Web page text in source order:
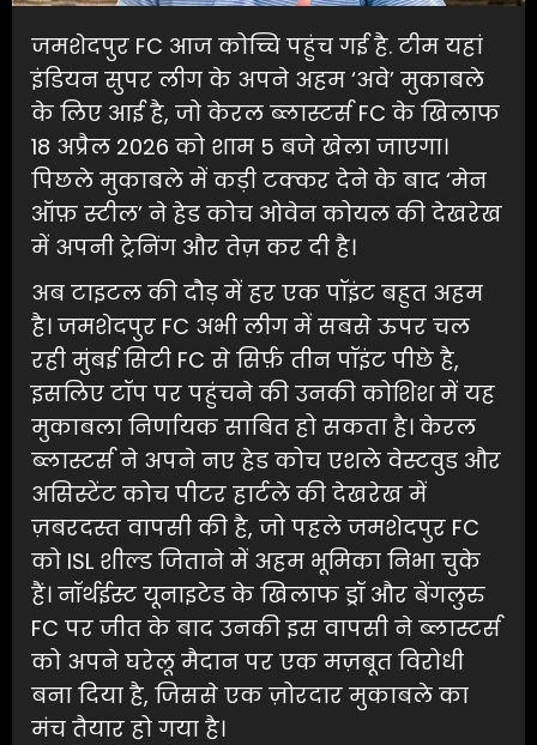
जमशेदपुर FC आज कोच्चि पहुंच गई है. टीम यहां
इंडियन सुपर लीग के अपने अहम ‘अवे’ मुकाबले
के लिए आई है, जो केरल ब्लास्टर्स FC के खिलाफ
18 अप्रैल 2026 को शाम 5 बजे खेला जाएगा।
पिछले मुकाबले में कड़ी टक्कर देने के बाद ‘मेन
ऑफ़ स्टील’ ने हेड कोच ओवेन कोयल की देखरेख
में अपनी ट्रेनिंग और तेज़ कर दी है।
अब टाइटल की दौड़ में हर एक पॉइंट बहुत अहम
है। जमशेदपुर FC अभी लीग में सबसे ऊपर चल
रही मुंबई सिटी FC से सिर्फ़ तीन पॉइंट पीछे है,
इसलिए टॉप पर पहुंचने की उनकी कोशिश में यह
मुकाबला निर्णायक साबित हो सकता है। केरल
ब्लास्टर्स ने अपने नए हेड कोच एशले वेस्टवुड और
असिस्टेंट कोच पीटर हार्टले की देखरेख में
ज़बरदस्त वापसी की है, जो पहले जमशेदपुर FC
को ISL शील्ड जिताने में अहम भूमिका निभा चुके
हैं। नॉर्थईस्ट यूनाइटेड के खिलाफ ड्रॉ और बेंगलुरु
FC पर जीत के बाद उनकी इस वापसी ने ब्लास्टर्स
को अपने घरेलू मैदान पर एक मज़बूत विरोधी
बना दिया है, जिससे एक ज़ोरदार मुकाबले का
मंच तैयार हो गया है।